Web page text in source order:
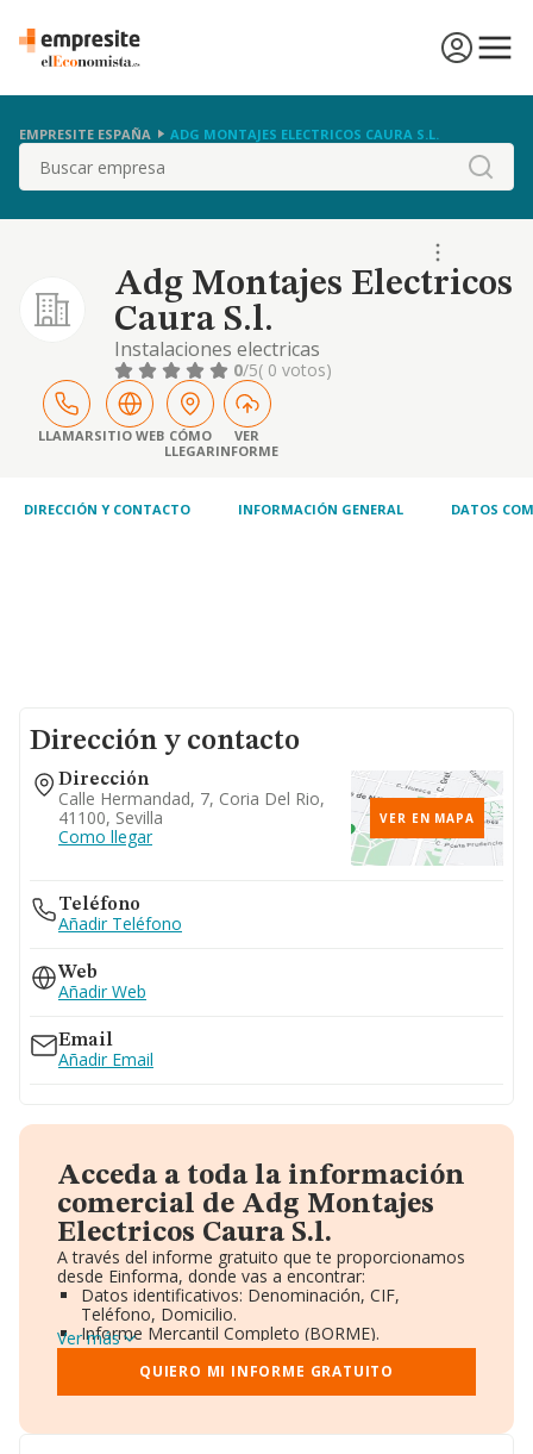
EMPRESITE ESPAÑA ADG MONTAJES ELECTRICOS CAURA S.L.
Buscar
Adg Montajes Electricos
Caura S.l.
Instalaciones electricas
0/5( 0 votos)
LLAMARSITIO WEB CÓMO
LLEGAR
VER
INFORME
DIRECCIÓN Y CONTACTO INFORMACIÓN GENERAL DATOS
Dirección y contacto
Dirección
Calle Hermandad, 7, Coria Del Rio,
41100, Sevilla
Como llegar
VER EN MAPA
Teléfono
Añadir Teléfono
Web
Añadir Web
Email
Añadir Email
Acceda a toda la información
comercial de Adg Montajes
Electricos Caura S.l.
A través del informe gratuito que te proporcionamos
desde Einforma, donde vas a encontrar:
Datos identificativos: Denominación, CIF,
Teléfono, Domicilio.
Informe Mercantil Completo (BORME).
Gráficos de Evolución Ventas y Empleados.
Consejo de Administración y Administradores.
Directivos y Ejecutivos.
Ver más
QUIERO MI INFORME GRATUITO